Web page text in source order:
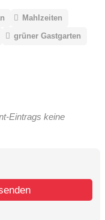
Mahlzeiten
grüner Gastgarten
Eintrags keine